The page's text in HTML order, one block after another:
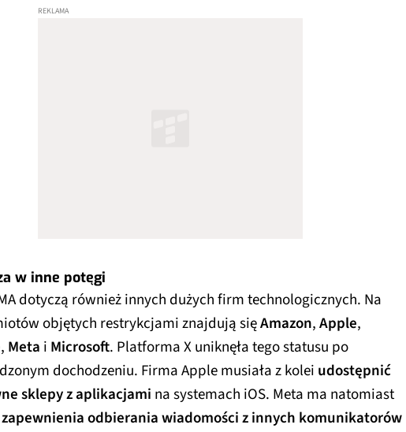
w inne potęgi
dotyczą również innych dużych firm technologicznych. Na
objętych restrykcjami znajdują sięAmazon,Apple,
, Meta i Microsoft. Platforma X uniknęła tego statusu po
dochodzeniu. Firma Apple musiała z kolei udostępnić
sklepy z aplikacjami na systemach iOS. Meta ma natomiast
zapewnienia odbierania wiadomości z innych komunikatorów